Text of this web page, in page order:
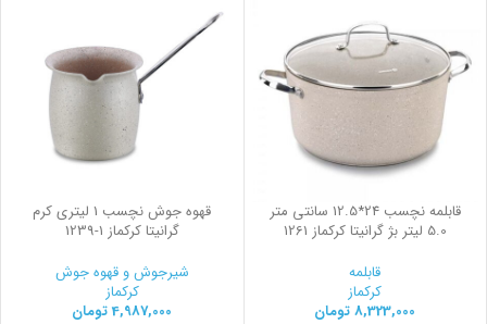
قابلمه نچسب 24*12.5 سانتی متر
5.0 لیتر بژ گرانیتا کرکماز 1261
قابلمه
کرکماز
8,323,000 تومان
قهوه جوش نچسب 1 لیتری کرم
گرانیتا کرکماز 1239-1
شیرجوش و قهوه جوش
کرکماز
4,987,000 تومان